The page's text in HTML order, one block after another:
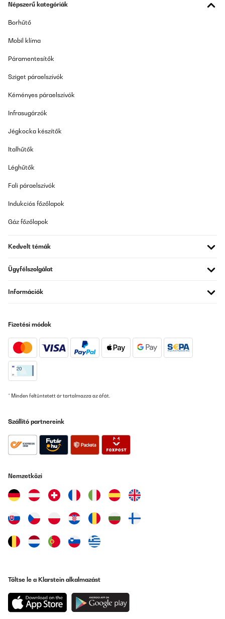
Népszerű kategóriák
Borhűtő
Mobil klíma
Páramentesítők
Sziget páraelszívók
Kéményes páraelszívók
Infrasugárzók
Jégkocka készítők
Italhűtők
Léghűtők
Fali páraelszívók
Indukciós főzőlapok
Gáz főzőlapok
Kedvelt témák
Ügyfélszolgálat
Információk
Fizetési módok
* Minden feltüntetett ár tartalmazza az áfát.
Szállító partnereink
Nemzetközi
Töltse le a Klarstein alkalmazást